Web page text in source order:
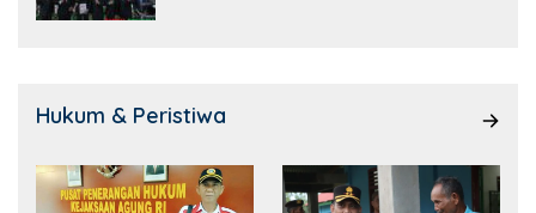
Hukum & Peristiwa